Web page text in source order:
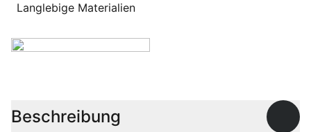
Langlebige Materialien
Beschreibung